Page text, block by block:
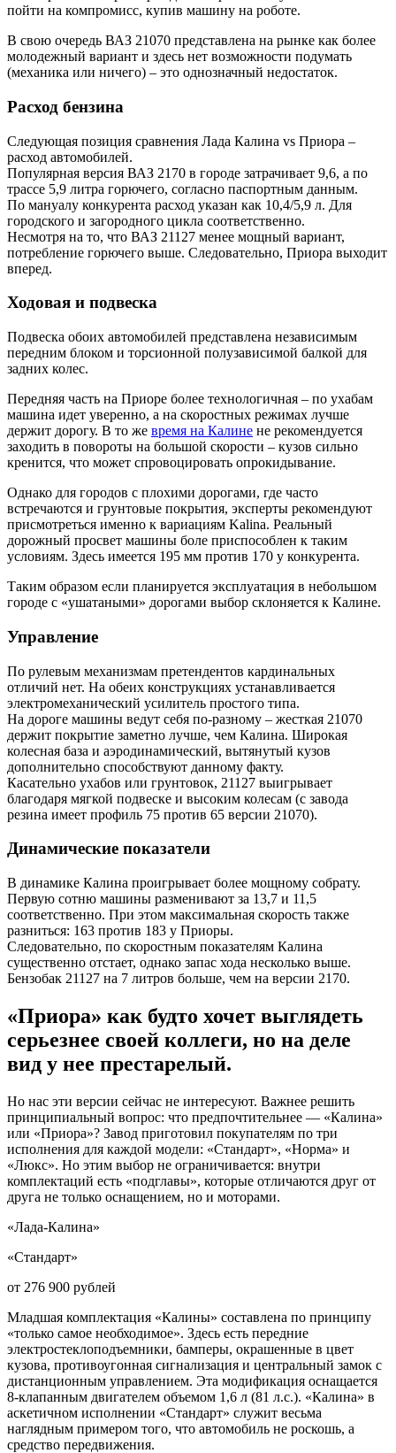
пойти на компромисс, купив машину на роботе.
В свою очередь ВАЗ 21070 представлена на рынке как более
молодежный вариант и здесь нет возможности подумать
(механика или ничего) – это однозначный недостаток.
Расход бензина
Следующая позиция сравнения Лада Калина vs Приора –
расход автомобилей.
Популярная версия ВАЗ 2170 в городе затрачивает 9,6, а по
трассе 5,9 литра горючего, согласно паспортным данным.
По мануалу конкурента расход указан как 10,4/5,9 л. Для
городского и загородного цикла соответственно.
Несмотря на то, что ВАЗ 21127 менее мощный вариант,
потребление горючего выше. Следовательно, Приора выходит
вперед.
Ходовая и подвеска
Подвеска обоих автомобилей представлена независимым
передним блоком и торсионной полузависимой балкой для
задних колес.
Передняя часть на Приоре более технологичная – по ухабам
машина идет уверенно, а на скоростных режимах лучше
держит дорогу. В то же время на Калине не рекомендуется
заходить в повороты на большой скорости – кузов сильно
кренится, что может спровоцировать опрокидывание.
Однако для городов с плохими дорогами, где часто
встречаются и грунтовые покрытия, эксперты рекомендуют
присмотреться именно к вариациям Kalina. Реальный
дорожный просвет машины боле приспособлен к таким
условиям. Здесь имеется 195 мм против 170 у конкурента.
Таким образом если планируется эксплуатация в небольшом
городе с «ушатаными» дорогами выбор склоняется к Калине.
Управление
По рулевым механизмам претендентов кардинальных
отличий нет. На обеих конструкциях устанавливается
электромеханический усилитель простого типа.
На дороге машины ведут себя по-разному – жесткая 21070
держит покрытие заметно лучше, чем Калина. Широкая
колесная база и аэродинамический, вытянутый кузов
дополнительно способствуют данному факту.
Касательно ухабов или грунтовок, 21127 выигрывает
благодаря мягкой подвеске и высоким колесам (с завода
резина имеет профиль 75 против 65 версии 21070).
Динамические показатели
В динамике Калина проигрывает более мощному собрату.
Первую сотню машины разменивают за 13,7 и 11,5
соответственно. При этом максимальная скорость также
разниться: 163 против 183 у Приоры.
Следовательно, по скоростным показателям Калина
существенно отстает, однако запас хода несколько выше.
Бензобак 21127 на 7 литров больше, чем на версии 2170.
«Приора» как будто хочет выглядеть
серьезнее своей коллеги, но на деле
вид у нее престарелый.
Но нас эти версии сейчас не интересуют. Важнее решить
принципиальный вопрос: что предпочтительнее — «Калина»
или «Приора»? Завод приготовил покупателям по три
исполнения для каждой модели: «Стандарт», «Норма» и
«Люкс». Но этим выбор не ограничивается: внутри
комплектаций есть «подглавы», которые отличаются друг от
друга не только оснащением, но и моторами.
«Лада-Калина»
«Стандарт»
от 276 900 рублей
Младшая комплектация «Калины» составлена по принципу
«только самое необходимое». Здесь есть передние
электростеклоподъемники, бамперы, окрашенные в цвет
кузова, противоугонная сигнализация и центральный замок с
дистанционным управлением. Эта модификация оснащается
8-клапанным двигателем объемом 1,6 л (81 л.с.). «Калина» в
аскетичном исполнении «Стандарт» служит весьма
наглядным примером того, что автомобиль не роскошь, а
средство передвижения.